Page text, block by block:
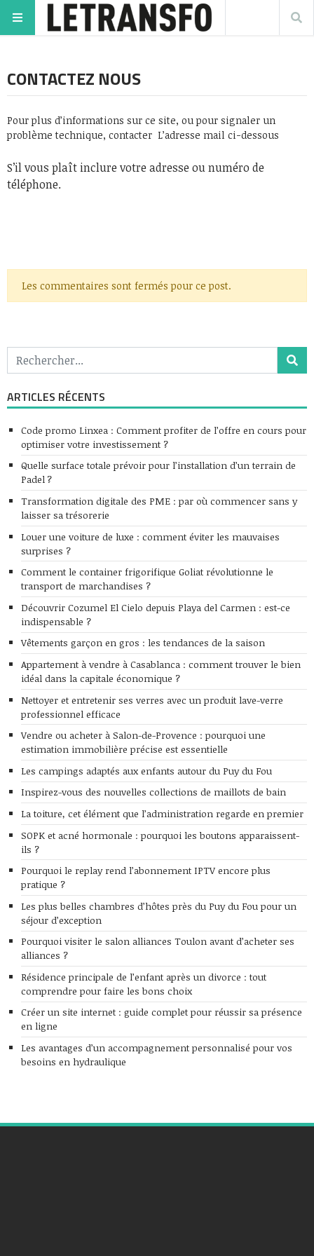
CONTACTEZ NOUS
Pour plus d’informations sur ce site, ou pour signaler un
problème technique, contacter L’adresse mail ci-dessous
S’il vous plaît inclure votre adresse ou numéro de
téléphone.
Les commentaires sont fermés pour ce post.
ARTICLES RÉCENTS
Code promo Linxea : Comment profiter de l’offre en cours pour
optimiser votre investissement ?
Quelle surface totale prévoir pour l’installation d’un terrain de
Padel ?
Transformation digitale des PME : par où commencer sans y
laisser sa trésorerie
Louer une voiture de luxe : comment éviter les mauvaises
surprises ?
Comment le container frigorifique Goliat révolutionne le
transport de marchandises ?
Découvrir Cozumel El Cielo depuis Playa del Carmen : est-ce
indispensable ?
Vêtements garçon en gros : les tendances de la saison
Appartement à vendre à Casablanca : comment trouver le bien
idéal dans la capitale économique ?
Nettoyer et entretenir ses verres avec un produit lave-verre
professionnel efficace
Vendre ou acheter à Salon-de-Provence : pourquoi une
estimation immobilière précise est essentielle
Les campings adaptés aux enfants autour du Puy du Fou
Inspirez-vous des nouvelles collections de maillots de bain
La toiture, cet élément que l’administration regarde en premier
SOPK et acné hormonale : pourquoi les boutons apparaissent-
ils ?
Pourquoi le replay rend l’abonnement IPTV encore plus
pratique ?
Les plus belles chambres d’hôtes près du Puy du Fou pour un
séjour d’exception
Pourquoi visiter le salon alliances Toulon avant d’acheter ses
alliances ?
Résidence principale de l’enfant après un divorce : tout
comprendre pour faire les bons choix
Créer un site internet : guide complet pour réussir sa présence
en ligne
Les avantages d’un accompagnement personnalisé pour vos
besoins en hydraulique